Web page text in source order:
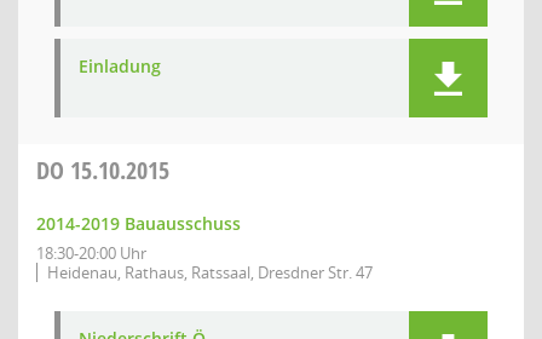
Einladung
DO 15.10.2015
2014-2019 Bauausschuss
18:30-20:00 Uhr
Heidenau, Rathaus, Ratssaal, Dresdner Str. 47